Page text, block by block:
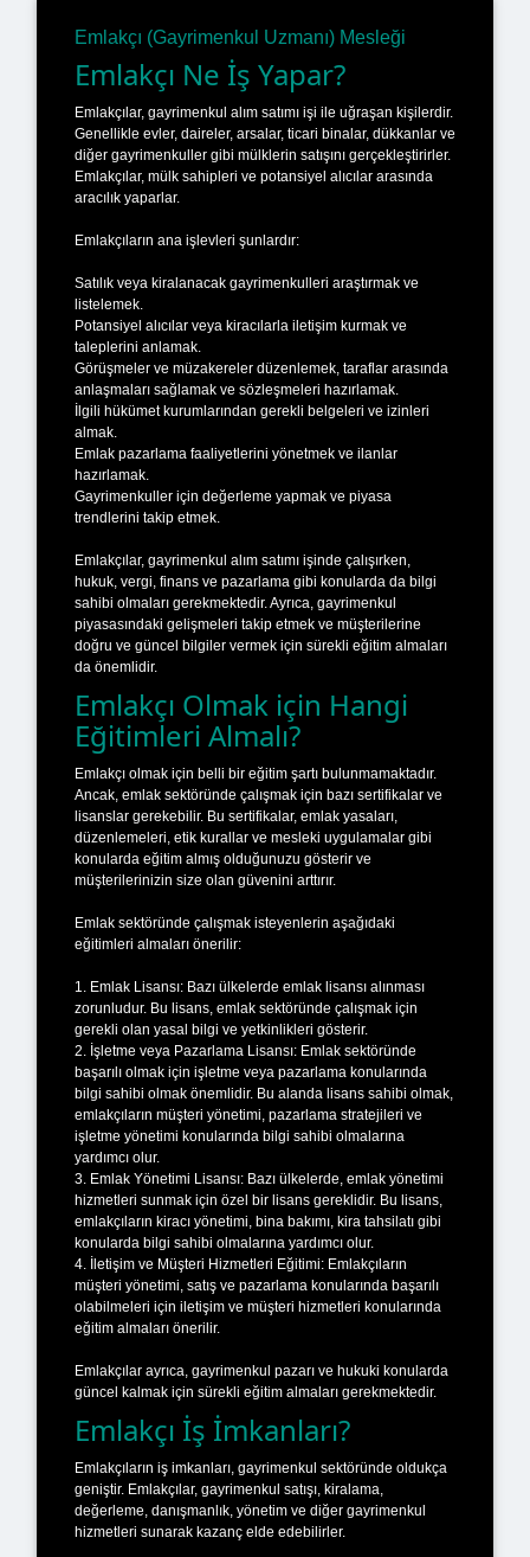
Emlakçı (Gayrimenkul Uzmanı) Mesleği
Emlakçı Ne İş Yapar?
Emlakçılar, gayrimenkul alım satımı işi ile uğraşan kişilerdir.
Genellikle evler, daireler, arsalar, ticari binalar, dükkanlar ve
diğer gayrimenkuller gibi mülklerin satışını gerçekleştirirler.
Emlakçılar, mülk sahipleri ve potansiyel alıcılar arasında
aracılık yaparlar.
Emlakçıların ana işlevleri şunlardır:
Satılık veya kiralanacak gayrimenkulleri araştırmak ve
listelemek.
Potansiyel alıcılar veya kiracılarla iletişim kurmak ve
taleplerini anlamak.
Görüşmeler ve müzakereler düzenlemek, taraflar arasında
anlaşmaları sağlamak ve sözleşmeleri hazırlamak.
İlgili hükümet kurumlarından gerekli belgeleri ve izinleri
almak.
Emlak pazarlama faaliyetlerini yönetmek ve ilanlar
hazırlamak.
Gayrimenkuller için değerleme yapmak ve piyasa
trendlerini takip etmek.
Emlakçılar, gayrimenkul alım satımı işinde çalışırken,
hukuk, vergi, finans ve pazarlama gibi konularda da bilgi
sahibi olmaları gerekmektedir. Ayrıca, gayrimenkul
piyasasındaki gelişmeleri takip etmek ve müşterilerine
doğru ve güncel bilgiler vermek için sürekli eğitim almaları
da önemlidir.
Emlakçı Olmak için Hangi
Eğitimleri Almalı?
Emlakçı olmak için belli bir eğitim şartı bulunmamaktadır.
Ancak, emlak sektöründe çalışmak için bazı sertifikalar ve
lisanslar gerekebilir. Bu sertifikalar, emlak yasaları,
düzenlemeleri, etik kurallar ve mesleki uygulamalar gibi
konularda eğitim almış olduğunuzu gösterir ve
müşterilerinizin size olan güvenini arttırır.
Emlak sektöründe çalışmak isteyenlerin aşağıdaki
eğitimleri almaları önerilir:
1. Emlak Lisansı: Bazı ülkelerde emlak lisansı alınması
zorunludur. Bu lisans, emlak sektöründe çalışmak için
gerekli olan yasal bilgi ve yetkinlikleri gösterir.
2. İşletme veya Pazarlama Lisansı: Emlak sektöründe
başarılı olmak için işletme veya pazarlama konularında
bilgi sahibi olmak önemlidir. Bu alanda lisans sahibi olmak,
emlakçıların müşteri yönetimi, pazarlama stratejileri ve
işletme yönetimi konularında bilgi sahibi olmalarına
yardımcı olur.
3. Emlak Yönetimi Lisansı: Bazı ülkelerde, emlak yönetimi
hizmetleri sunmak için özel bir lisans gereklidir. Bu lisans,
emlakçıların kiracı yönetimi, bina bakımı, kira tahsilatı gibi
konularda bilgi sahibi olmalarına yardımcı olur.
4. İletişim ve Müşteri Hizmetleri Eğitimi: Emlakçıların
müşteri yönetimi, satış ve pazarlama konularında başarılı
olabilmeleri için iletişim ve müşteri hizmetleri konularında
eğitim almaları önerilir.
Emlakçılar ayrıca, gayrimenkul pazarı ve hukuki konularda
güncel kalmak için sürekli eğitim almaları gerekmektedir.
Emlakçı İş İmkanları?
Emlakçıların iş imkanları, gayrimenkul sektöründe oldukça
geniştir. Emlakçılar, gayrimenkul satışı, kiralama,
değerleme, danışmanlık, yönetim ve diğer gayrimenkul
hizmetleri sunarak kazanç elde edebilirler.